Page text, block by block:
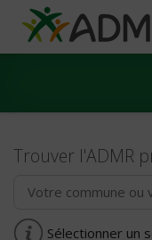
Aller au contenu principal
Trouver l'ADMR
Sélectionner un
Panneau de gestion des